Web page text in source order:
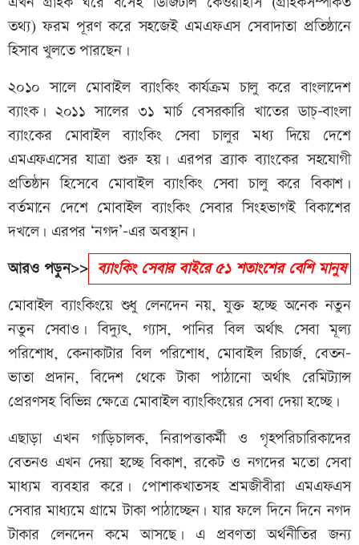
তথ্য) ফরম পূরণ করে সহজেই এমএফএস সেবাদাতা প্রতিষ্ঠানে
হিসাব খুলতে পারছেন।
২০১০ সালে মোবাইল ব্যাংকিং কার্যক্রম চালু করে বাংলাদেশ
ব্যাংক। ২০১১ সালের ৩১ মার্চ বেসরকারি খাতের ডাচ্-বাংলা
ব্যাংকের মোবাইল ব্যাংকিং সেবা চালুর মধ্য দিয়ে দেশে
এমএফএসের যাত্রা শুরু হয়। এরপর ব্র্যাক ব্যাংকের সহযোগী
প্রতিষ্ঠান হিসেবে মোবাইল ব্যাংকিং সেবা চালু করে বিকাশ।
বর্তমানে দেশে মোবাইল ব্যাংকিং সেবার সিংহভাগই বিকাশের
দখলে। এরপর ‘নগদ’-এর অবস্থান।
আরও পড়ুন>> ব্যাংকিং সেবার বাইরে ৫১ শতাংশের বেশি মানুষ
মোবাইল ব্যাংকিংয়ে শুধু লেনদেন নয়, যুক্ত হচ্ছে অনেক নতুন
নতুন সেবাও। বিদ্যুৎ, গ্যাস, পানির বিল অর্থাৎ সেবা মূল্য
পরিশোধ, কেনাকাটার বিল পরিশোধ, মোবাইল রিচার্জ, বেতন-
ভাতা প্রদান, বিদেশ থেকে টাকা পাঠানো অর্থাৎ রেমিট্যান্স
প্রেরণসহ বিভিন্ন ক্ষেত্রে মোবাইল ব্যাংকিংয়ের সেবা দেয়া হচ্ছে।
এছাড়া এখন গাড়িচালক, নিরাপত্তাকর্মী ও গৃহপরিচারিকাদের
বেতনও এখন দেয়া হচ্ছে বিকাশ, রকেট ও নগদের মতো সেবা
মাধ্যম ব্যবহার করে। পোশাকখাতসহ শ্রমজীবীরা এমএফএস
সেবার মাধ্যমে গ্রামে টাকা পাঠাচ্ছেন। যার ফলে দিনে দিনে নগদ
টাকার লেনদেন কমে আসছে। এ প্রবণতা অর্থনীতির জন্য